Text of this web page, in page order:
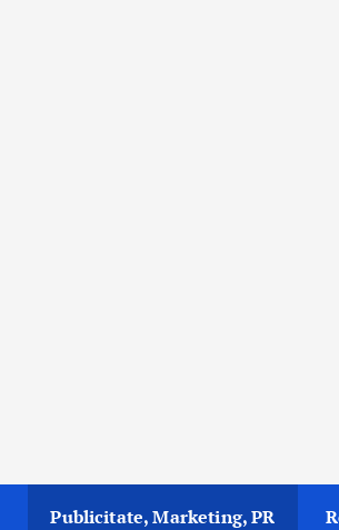
Publicitate, Marketing, PR